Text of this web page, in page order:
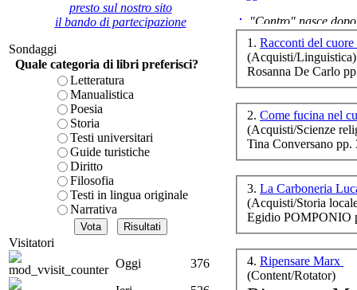
presto sul nostro sito
il bando di partecipazione
Sondaggi
Quale categoria di libri preferisci?
Letteratura
Manualistica
Poesia
Storia
Testi universitari
Guide turistiche
Diritto
Filosofia
Testi in lingua originale
Narrativa
Visitatori
Oggi
376
"Contro" nasce
cominciato con la
ripensaremarx. i saggi
questa collaborazione
è teorica, sempre però
presente fase.
Acquista ora...
A feed could not be
http://www.lastampa.it/
1.
(Acquisti/Linguistica)
Rosanna De Carlo
2. Come fucina nel
(Acquisti/Scienze
Tina Conversano pp.
3. La Carboneria
(Acquisti/Storia
Egidio POMPONIO
4. Ripensare Marx
(Content/Rotator)